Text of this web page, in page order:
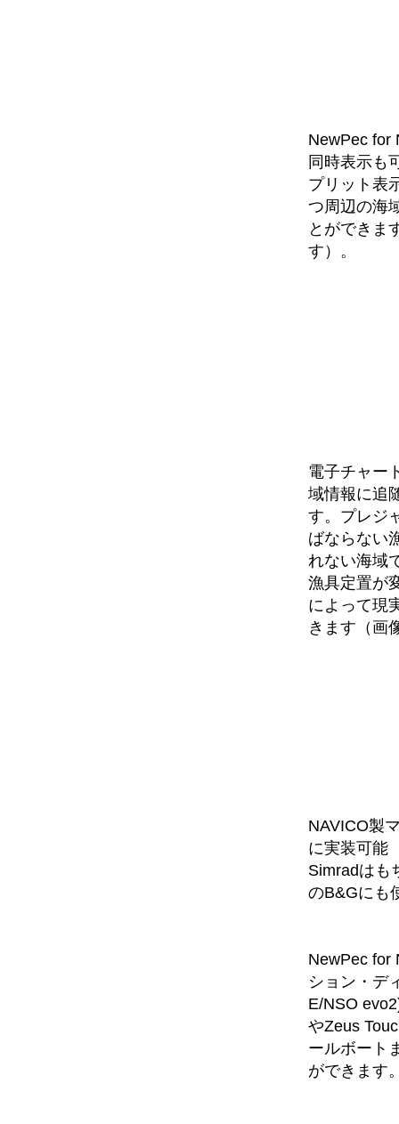
NewPec for
同時表示も
プリット表
つ周辺の海
とができま
す）。
電子チャー
域情報に追
す。プレジ
ばならない
れない海域
漁具定置が
によって現
きます（画
NAVICO製
に実装可能
Simradはも
のB&Gにも
NewPec for
ション・デ
E/NSO
やZeus
ールボート
ができます